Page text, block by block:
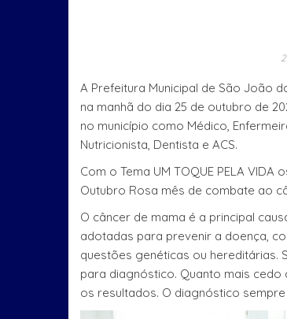
A Prefeitura Municipal de São João
na manhã do dia 25 de outubro de
no município como Médico,
Nutricionista, Dentista e ACS.
Com o Tema UM TOQUE PELA
Outubro Rosa mês de combate ao
O câncer de mama é a principal
adotadas para prevenir a doença,
questões genéticas ou hereditárias.
para diagnóstico. Quanto mais
os resultados. O diagnóstico